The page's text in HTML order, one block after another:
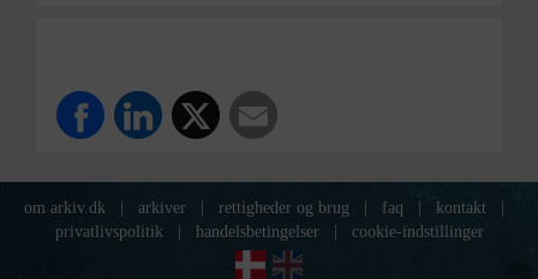
om arkiv.dk arkiver rettigheder og brug faq kontakt
privatlivspolitik
handelsbetingelser cookie-indstillinger